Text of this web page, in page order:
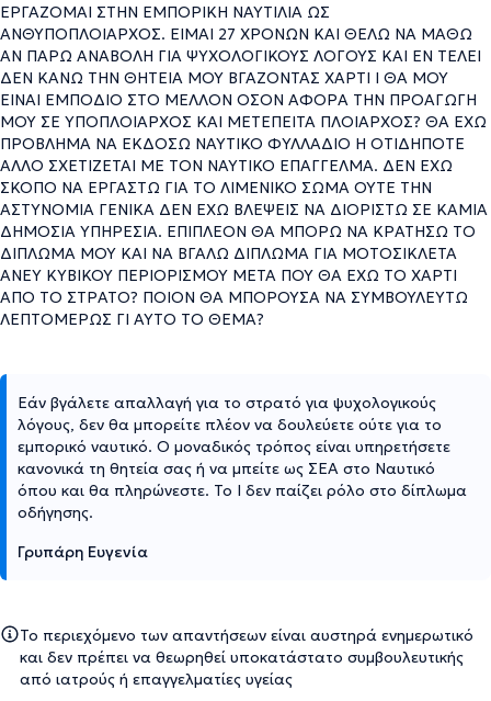
ΕΡΓΑΖΟΜΑΙ ΣΤΗΝ ΕΜΠΟΡΙΚΗ ΝΑΥΤΙΛΙΑ ΩΣ
ΑΝΘΥΠΟΠΛΟΙΑΡΧΟΣ. ΕΙΜΑΙ 27 ΧΡΟΝΩΝ ΚΑΙ ΘΕΛΩ ΝΑ ΜΑΘΩ
ΑΝ ΠΑΡΩ ΑΝΑΒΟΛΗ ΓΙΑ ΨΥΧΟΛΟΓΙΚΟΥΣ ΛΟΓΟΥΣ ΚΑΙ ΕΝ ΤΕΛΕΙ
ΔΕΝ ΚΑΝΩ ΤΗΝ ΘΗΤΕΙΑ ΜΟΥ ΒΓΑΖΟΝΤΑΣ ΧΑΡΤΙ Ι ΘΑ ΜΟΥ
ΕΙΝΑΙ ΕΜΠΟΔΙΟ ΣΤΟ ΜΕΛΛΟΝ ΟΣΟΝ ΑΦΟΡΑ ΤΗΝ ΠΡΟΑΓΩΓΗ
ΜΟΥ ΣΕ ΥΠΟΠΛΟΙΑΡΧΟΣ ΚΑΙ ΜΕΤΕΠΕΙΤΑ ΠΛΟΙΑΡΧΟΣ? ΘΑ ΕΧΩ
ΠΡΟΒΛΗΜΑ ΝΑ ΕΚΔΟΣΩ ΝΑΥΤΙΚΟ ΦΥΛΛΑΔΙΟ Η ΟΤΙΔΗΠΟΤΕ
ΑΛΛΟ ΣΧΕΤΙΖΕΤΑΙ ΜΕ ΤΟΝ ΝΑΥΤΙΚΟ ΕΠΑΓΓΕΛΜΑ. ΔΕΝ ΕΧΩ
ΣΚΟΠΟ ΝΑ ΕΡΓΑΣΤΩ ΓΙΑ ΤΟ ΛΙΜΕΝΙΚΟ ΣΩΜΑ ΟΥΤΕ ΤΗΝ
ΑΣΤΥΝΟΜΙΑ ΓΕΝΙΚΑ ΔΕΝ ΕΧΩ ΒΛΕΨΕΙΣ ΝΑ ΔΙΟΡΙΣΤΩ ΣΕ ΚΑΜΙΑ
ΔΗΜΟΣΙΑ ΥΠΗΡΕΣΙΑ. ΕΠΙΠΛΕΟΝ ΘΑ ΜΠΟΡΩ ΝΑ ΚΡΑΤΗΣΩ ΤΟ
ΔΙΠΛΩΜΑ ΜΟΥ ΚΑΙ ΝΑ ΒΓΑΛΩ ΔΙΠΛΩΜΑ ΓΙΑ ΜΟΤΟΣΙΚΛΕΤΑ
ΑΝΕΥ ΚΥΒΙΚΟΥ ΠΕΡΙΟΡΙΣΜΟΥ ΜΕΤΑ ΠΟΥ ΘΑ ΕΧΩ ΤΟ ΧΑΡΤΙ
ΑΠΟ ΤΟ ΣΤΡΑΤΟ? ΠΟΙΟΝ ΘΑ ΜΠΟΡΟΥΣΑ ΝΑ ΣΥΜΒΟΥΛΕΥΤΩ
ΛΕΠΤΟΜΕΡΩΣ ΓΙ ΑΥΤΟ ΤΟ ΘΕΜΑ?
Εάν βγάλετε απαλλαγή για το στρατό για ψυχολογικούς
λόγους, δεν θα μπορείτε πλέον να δουλεύετε ούτε για το
εμπορικό ναυτικό. Ο μοναδικός τρόπος είναι υπηρετήσετε
κανονικά τη θητεία σας ή να μπείτε ως ΣΕΑ στο Ναυτικό
όπου και θα πληρώνεστε. Το Ι δεν παίζει ρόλο στο δίπλωμα
οδήγησης.
Γρυπάρη Ευγενία
Το περιεχόμενο των απαντήσεων είναι αυστηρά ενημερωτικό
και δεν πρέπει να θεωρηθεί υποκατάστατο συμβουλευτικής
από ιατρούς ή επαγγελματίες υγείας